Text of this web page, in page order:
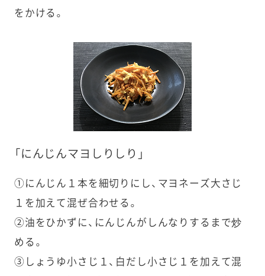
をかける。
「にんじんマヨしりしり」
①にんじん１本を細切りにし、マヨネーズ大さじ
１を加えて混ぜ合わせる。
②油をひかずに、にんじんがしんなりするまで炒
める。
③しょうゆ小さじ１、白だし小さじ１を加えて混